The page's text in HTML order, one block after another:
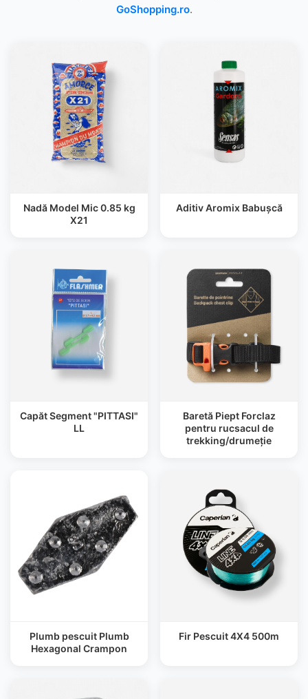
GoShopping.ro.
Nadă Model Mic 0.85 kg
X21
Aditiv Aromix Babuşcă
Capăt Segment "PITTASI"
LL
Baretă Piept Forclaz
pentru rucsacul de
trekking/drumeție
Plumb pescuit Plumb
Hexagonal Crampon
Fir Pescuit 4X4 500m